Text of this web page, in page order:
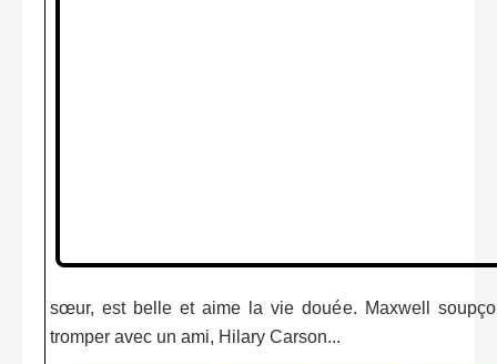
sœur, est belle et aime la vie douée. Maxwell
tromper avec un ami, Hilary Carson...